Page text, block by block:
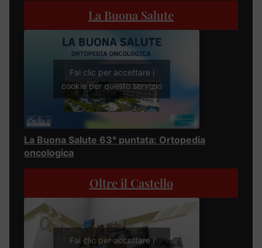
La Buona Salute
Fai clic per accettare i
cookie per questo servizio
La Buona Salute 63° puntata: Ortopedia
oncologica
Oltre il Castello
Fai clic per accettare i